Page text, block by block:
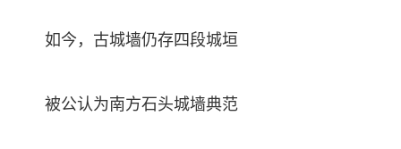
如今，古城墙仍存四段城垣
被公认为南方石头城墙典范